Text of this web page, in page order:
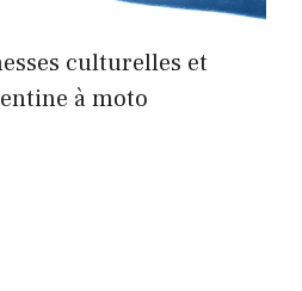
culturelles et
à moto